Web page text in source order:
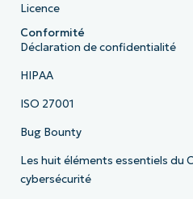
Licence
Conformité
Déclaration de confidentialité
HIPAA
ISO 27001
Bug Bounty
Les huit éléments essentiels du
cybersécurité